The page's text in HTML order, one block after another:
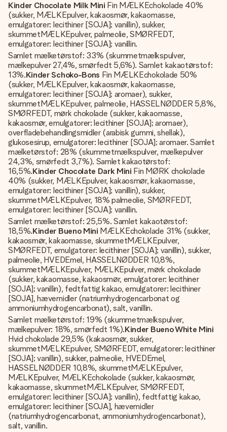
Kinder Chocolate Milk Mini Fin MÆLKEchokolade 40%
(sukker, MÆLKEpulver, kakaosmør, kakaomasse,
emulgatorer: lecithiner [SOJA]; vanillin), sukker,
skummetMÆLKEpulver, palmeolie, SMØRFEDT,
emulgatorer: lecithiner [SOJA]; vanillin.
Samlet mælketørstof: 33% (skummetmælkspulver,
mælkepulver 27,4%, smørfedt 5,6%). Samlet kakaotørstof:
13%.Kinder Schoko-Bons Fin MÆLKEchokolade 50%
(sukker, MÆLKEpulver, kakaosmør, kakaomasse,
emulgatorer: lecithiner [SOJA]; aromaer), sukker,
skummetMÆLKEpulver, palmeolie, HASSELNØDDER 5,8%,
SMØRFEDT, mørk chokolade (sukker, kakaomasse,
kakaosmør, emulgatorer: lecithiner [SOJA]; aromaer),
overfladebehandlingsmidler (arabisk gummi, shellak),
glukosesirup, emulgatorer: lecithiner [SOJA]; aromaer. Samlet
mælketørstof: 28% (skummetmælkspulver, mælkepulver
24,3%, smørfedt 3,7%). Samlet kakaotørstof:
16,5%.Kinder Chocolate Dark Mini Fin MØRK chokolade
40% (sukker, MÆLKEpulver, kakaosmør, kakaomasse,
emulgatorer: lecithiner [SOJA]; vanillin), sukker,
skummetMÆLKEpulver, 18% palmeolie, SMØRFEDT,
emulgatorer: lecithiner [SOJA]; vanillin.
Samlet mælketørstof: 25,5%. Samlet kakaotørstof:
18,5%.Kinder Bueno Mini MÆLKEchokolade 31% (sukker,
kakaosmør, kakaomasse, skummetMÆLKEpulver,
SMØRFEDT, emulgatorer: lecithiner [SOJA]; vanillin), sukker,
palmeolie, HVEDEmel, HASSELNØDDER 10,8%,
skummetMÆLKEpulver, MÆLKEpulver, mørk chokolade
(sukker, kakaomasse, kakaosmør, emulgatorer: lecithiner
[SOJA]; vanillin), fedtfattig kakao, emulgatorer: lecithiner
[SOJA], hævemidler (natriumhydrogencarbonat og
ammoniumhydrogencarbonat), salt, vanillin.
Samlet mælketørstof: 19% (skummetmælkspulver,
mælkepulver: 18%, smørfedt 1%).Kinder Bueno White Mini
Hvid chokolade 29,5% (kakaosmør, sukker,
skummetMÆLKEpulver, SMØRFEDT, emulgatorer: lecithiner
[SOJA]; vanillin), sukker, palmeolie, HVEDEmel,
HASSELNØDDER 10,8%, skummetMÆLKEpulver,
MÆLKEpulver, MÆLKEchokolade (sukker, kakaosmør,
kakaomasse, skummetMÆLKEpulver, SMØRFEDT,
emulgatorer: lecithiner [SOJA]; vanillin), fedtfattig kakao,
emulgatorer: lecithiner [SOJA], hævemidler
(natriumhydrogencarbonat, ammoniumhydrogencarbonat),
salt, vanillin.